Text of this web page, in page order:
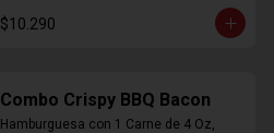
$10.290
Combo Crispy BBQ Bacon
Hamburguesa con 1 Carne de 4 Oz,